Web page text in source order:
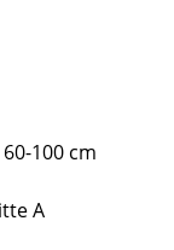
100 cm
A